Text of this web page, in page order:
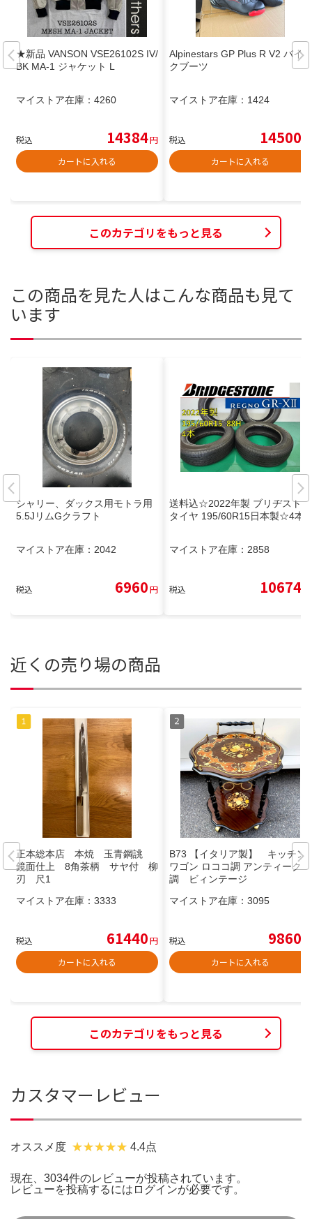
★新品 VANSON VSE26102S IV/
BK MA-1 ジャケット L
マイストア在庫： 4260
税込 14384円
カートに入れる
Alpinestars GP Plus R V2 バイ
クブーツ
マイストア在庫： 1424
税込 14500
カートに入れる
このカテゴリをもっと見る
この商品を見た人はこんな商品も見て
います
シャリー、ダックス用モトラ用
5.5JリムGクラフト
マイストア在庫： 2042
税込 6960円
送料込☆2022年製 ブリヂストン
タイヤ 195/60R15日本製☆4本
マイストア在庫： 2858
税込 10674
近くの売り場の商品
正本総本店 本焼 玉青鋼誂
鏡面仕上 8角茶柄 サヤ付 柳
刃 尺1
マイストア在庫： 3333
税込 61440円
カートに入れる
B73 【イタリア製】 キッチン
ワゴン ロココ調 アンティーク
調 ビィンテージ
マイストア在庫： 3095
税込 9860
カートに入れる
このカテゴリをもっと見る
カスタマーレビュー
オススメ度 4.4点
現在、3034件のレビューが投稿されています。
レビューを投稿するには ログインが必要です。